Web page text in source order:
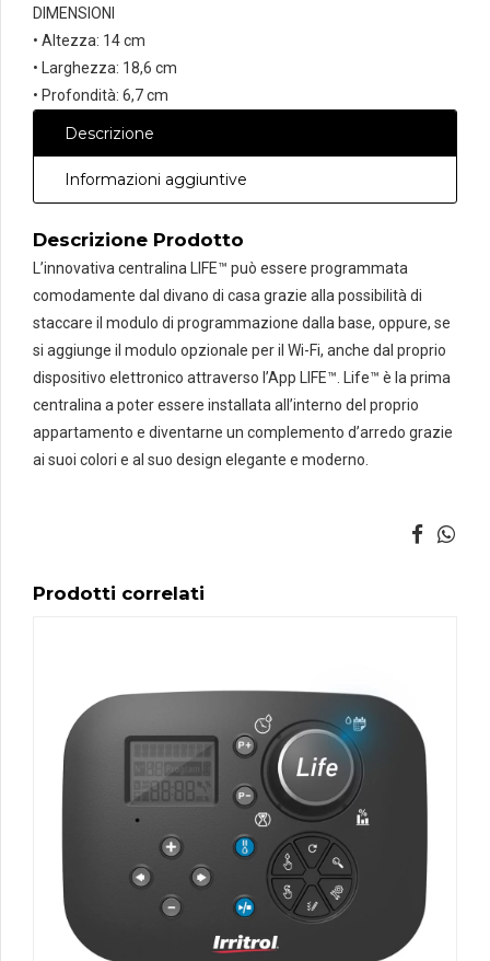
DIMENSIONI
• Altezza: 14 cm
• Larghezza: 18,6 cm
• Profondità: 6,7 cm
Descrizione
Informazioni aggiuntive
Descrizione Prodotto
L’innovativa centralina LIFE™ può essere programmata
comodamente dal divano di casa grazie alla possibilità di
staccare il modulo di programmazione dalla base, oppure, se
si aggiunge il modulo opzionale per il Wi-Fi, anche dal proprio
dispositivo elettronico attraverso l’App LIFE™. Life™ è la prima
centralina a poter essere installata all’interno del proprio
appartamento e diventarne un complemento d’arredo grazie
ai suoi colori e al suo design elegante e moderno.
Prodotti correlati